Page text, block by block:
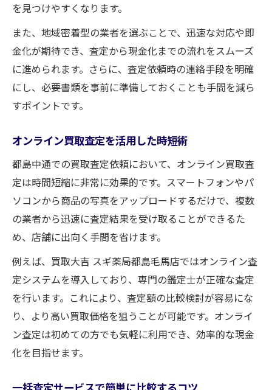
を見つけやすくなります。
また、地域密着型の業者を選ぶことで、迅速な対応や即
金化が期待でき、査定から現金化までの流れをスムーズ
に進められます。さらに、査定依頼時の連絡手段を明確
にし、必要書類を事前に準備しておくことも手間を減ら
すポイントです。
オンライン買取査定を活用した時短術
都島中通での買取査定依頼において、オンライン買取査
定は時間短縮に非常に効果的です。スマートフォンやパ
ソコンから商品の写真をアップロードするだけで、複数
の業者から迅速に査定結果を受け取ることができるた
め、店舗に出向く手間を省けます。
例えば、買取大吉 スギ薬局都島毛馬店ではオンライン査
定システムを導入しており、専門の鑑定士が正確な査定
を行います。これにより、査定額の比較検討が容易にな
り、より高い買取価格を狙うことが可能です。オンライ
ン査定は初めての方でも気軽に利用でき、効率的な現金
化を目指せます。